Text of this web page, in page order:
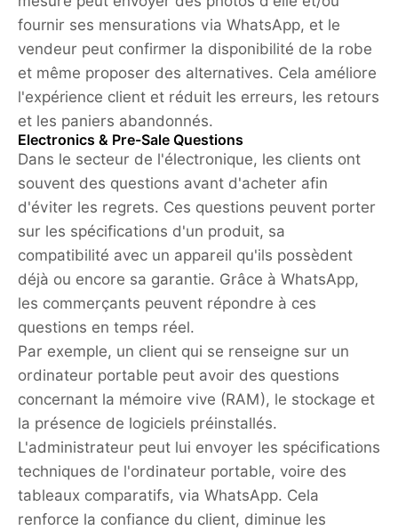
fournir ses mensurations via WhatsApp, et le
vendeur peut confirmer la disponibilité de la robe
et même proposer des alternatives. Cela améliore
l'expérience client et réduit les erreurs, les retours
et les paniers abandonnés.
Electronics & Pre-Sale Questions
Dans le secteur de l'électronique, les clients ont
souvent des questions avant d'acheter afin
d'éviter les regrets. Ces questions peuvent porter
sur les spécifications d'un produit, sa
compatibilité avec un appareil qu'ils possèdent
déjà ou encore sa garantie. Grâce à WhatsApp,
les commerçants peuvent répondre à ces
questions en temps réel.
Par exemple, un client qui se renseigne sur un
ordinateur portable peut avoir des questions
concernant la mémoire vive (RAM), le stockage et
la présence de logiciels préinstallés.
L'administrateur peut lui envoyer les spécifications
techniques de l'ordinateur portable, voire des
tableaux comparatifs, via WhatsApp. Cela
renforce la confiance du client, diminue les